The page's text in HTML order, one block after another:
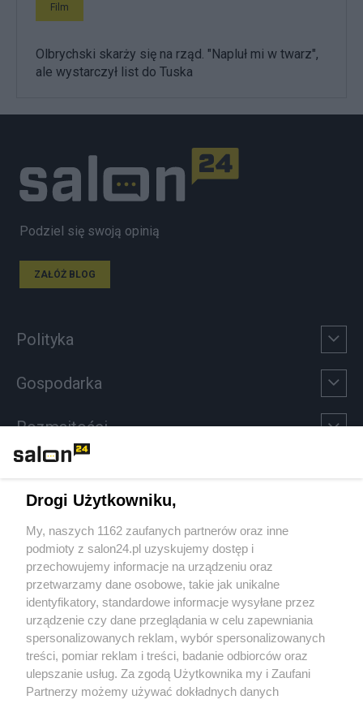
Film
Olbrychski skarży się na rząd. "Napluł mi w twarz",
ale wystarczył list do Tuska
Podziel się swoją opinią
ZAŁÓŻ BLOG
Polityka
Gospodarka
Rozmaitości
Sport
Społeczeństwo
Kultura
X Facebook Instagram Youtube
Drogi Użytkowniku,
My, naszych 1162 zaufanych partnerów oraz inne
podmioty z salon24.pl uzyskujemy dostęp i
przechowujemy informacje na urządzeniu oraz
przetwarzamy dane osobowe, takie jak unikalne
identyfikatory, standardowe informacje wysyłane przez
urządzenie czy dane przeglądania w celu zapewniania
spersonalizowanych reklam, wybór spersonalizowanych
treści, pomiar reklam i treści, badanie odbiorców oraz
ulepszanie usług. Za zgodą Użytkownika my i Zaufani
Partnerzy możemy używać dokładnych danych